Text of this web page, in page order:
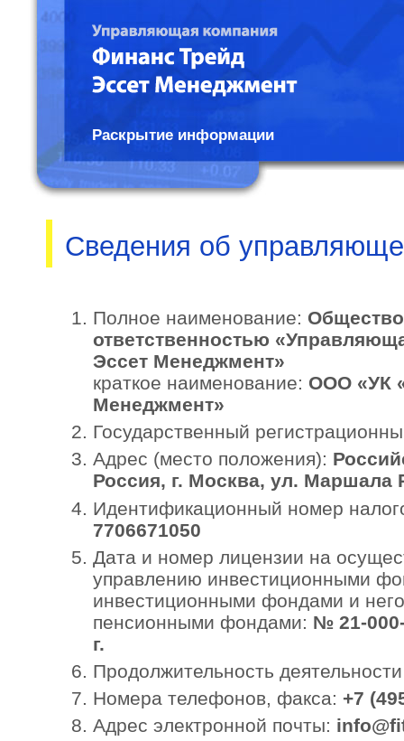
Управляющая компания
Финанс Трейд Эссет
Менеджмент
Раскрытие информации
Сведения об
Полное наименование:
ответственностью
Эссет Менеджмент»
краткое наименование: ООО «УК
Менеджмент»
Государственный
Адрес (место положения):
Россия, г. Москва, ул. Маршала
Идентификационный номер
7706671050
Дата и номер лицензии на
управлению инвестиционными
инвестиционными фондами и
пенсионными фондами: № 21-
г.
Продолжительность
Номера телефонов, факса: +7
Адрес электронной почты: